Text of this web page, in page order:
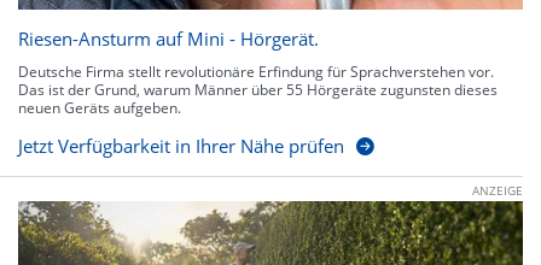
Riesen-Ansturm auf Mini - Hörgerät.
Deutsche Firma stellt revolutionäre Erfindung für Sprachverstehen vor.
Das ist der Grund, warum Männer über 55 Hörgeräte zugunsten dieses
neuen Geräts aufgeben.
Jetzt Verfügbarkeit in Ihrer Nähe prüfen
ANZEIGE